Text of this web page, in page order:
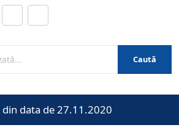
Caută
din data de 27.11.2020